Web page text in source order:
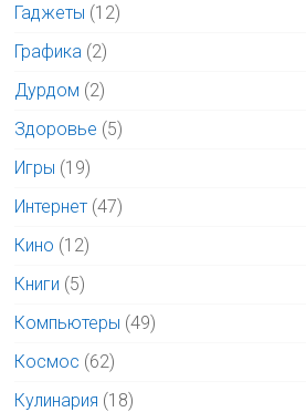
Гаджеты (12)
Графика (2)
Дурдом (2)
Здоровье (5)
Игры (19)
Интернет (47)
Кино (12)
Книги (5)
Компьютеры (49)
Космос (62)
Кулинария (18)